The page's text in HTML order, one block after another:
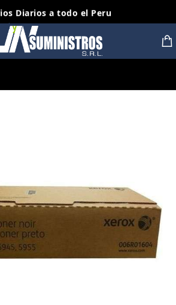
Diarios a todo el Peru
entrega Lima y Callao
Originales y Nuevos